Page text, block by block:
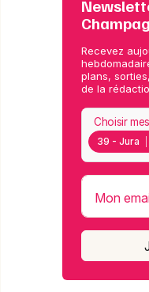
Recevez
plans,
de la
39 - Jura
Choisir
Mon